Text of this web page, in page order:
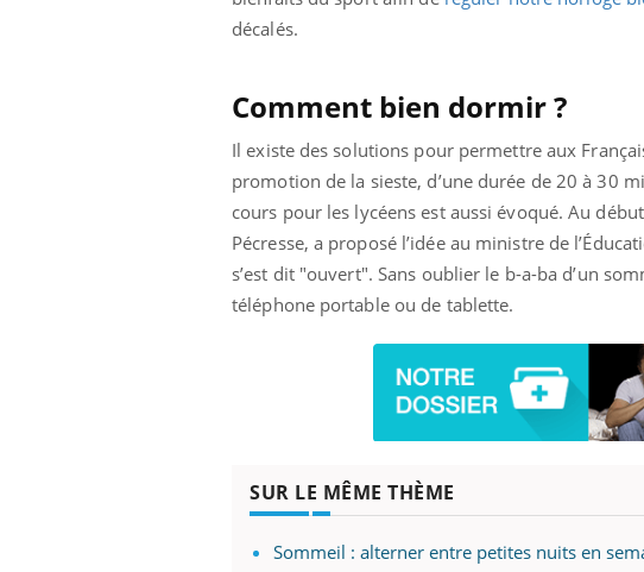
décalés.
Comment bien dormir ?
Il existe des solutions pour permettre aux
promotion de la sieste, d’une durée de 20 à 30
cours pour les lycéens est aussi évoqué. Au
Pécresse, a proposé l’idée au ministre de
s’est dit "ouvert". Sans oublier le b-a-ba d’un
téléphone portable ou de tablette.
SUR LE MÊME THÈME
Sommeil : alterner entre petites nuits en